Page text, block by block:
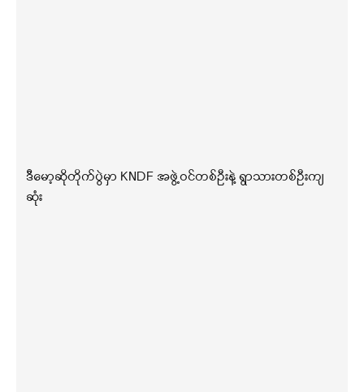
ဒီမော့ဆိုတိုက်ပွဲမှာ KNDF အဖွဲ့ဝင်တစ်ဦးနဲ့ ရွာသားတစ်ဦးကျ
ဆုံး